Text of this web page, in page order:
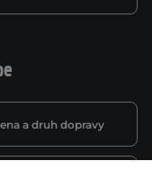
a druh dopravy